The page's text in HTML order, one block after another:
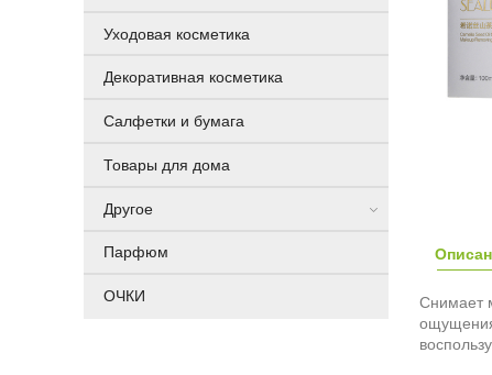
Снимает
Уходовая косметика
Декоративная косметика
Салфетки и бумага
Товары для дома
Другое
Парфюм
ОЧКИ